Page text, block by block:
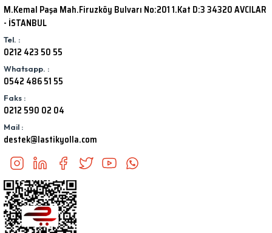
M.Kemal Paşa Mah.Firuzköy Bulvarı No:201 1.Kat D:3 34320 AVCILAR
- İSTANBUL
Tel. :
0212 423 50 55
Whatsapp. :
0542 486 51 55
Faks :
0212 590 02 04
Mail :
destek@lastikyolla.com